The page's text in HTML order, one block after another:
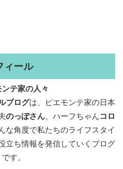
ィール
ンテ家の人々
ブログは、ピエモンテ家の日本
のっぽさん 、ハーフちゃんコロ
な角度で私たちのライフスタイ
立ち情報を発信していくブログ
です。